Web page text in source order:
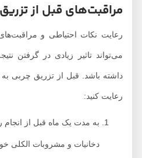
مراقبت‌های قبل از تزریق
رعایت نکات احتیاطی و مراقبت‌های
می‌تواند تاثیر زیادی در گرفتن نتیجه
داشته باشد. قبل از تزریق چربی به
رعایت کنید:
به مدت یک ماه قبل از انجام
دخانیات و مشروبات الکلی